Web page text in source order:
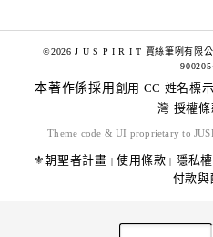
©2026 J U S P I R I T 賈絲筆咧有限
本著作係採用 創用 CC 姓名標
灣 授權
Theme code & UI proprietary to
⚜️朝聖者計畫 | 使用條款 | 隱私
付款與